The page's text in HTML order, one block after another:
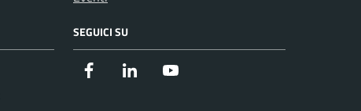
SEGUICI SU
Facebook Instagram